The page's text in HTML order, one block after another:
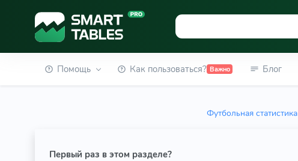
Помощь Как пользоваться? Важно Блог
Футбольная статистика
Первый раз в этом разделе?